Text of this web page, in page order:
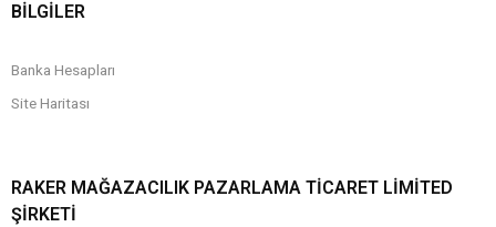
BİLGİLER
Banka Hesapları
Site Haritası
RAKER MAĞAZACILIK PAZARLAMA TICARET LIMITED
ŞIRKETI